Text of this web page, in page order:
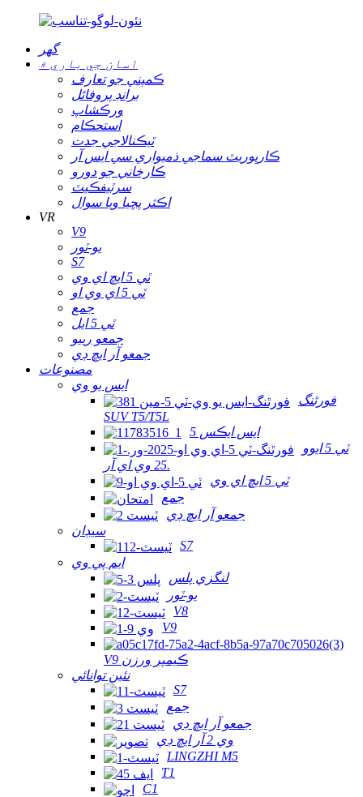
گھر
اسان جي باري ۾
ڪمپني جو تعارف
برانڊ پروفائل
ورڪشاپ
استحڪام
ٽيڪنالاجي جدت
ڪارپوريٽ سماجي ذميواري سي ايس آر
ڪارخاني جو دورو
سرٽيفڪيٽ
اڪثر پڇيا ويا سوال
VR
V9
يو-ٽور
S7
ٽي 5 ايڇ اي وي
ٽي 5 اي وي او
جمع
ٽي 5 ايل
جمعو رييو
جمعو آر ايڇ ڊي
مصنوعات
ايس يو وي
فورٿنگ
SUV T5/T5L
ايس ايڪس 5
ٽي 5 ايوو
25 وي اي آر.
ٽي 5 ايڇ اي وي
جمع
جمعو آر ايڇ ڊي
سيڊان
S7
ايم پي وي
لنگزي پلس
يو-ٽور
V8
V9
V9 ڪيمپر ورزن
نئين توانائي
S7
جمع
جمعو آر ايڇ ڊي
وي 2 آر ايڇ ڊي
LINGZHI M5
T1
C1